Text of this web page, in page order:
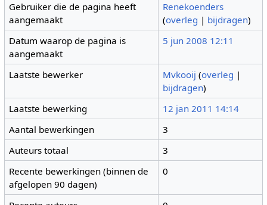
Gebruiker die de pagina heeft
aangemaakt
Renekoenders
(overleg | bijdragen)
Datum waarop de pagina is
aangemaakt
5 jun 2008 12:11
Laatste bewerker Mvkooij (overleg |
bijdragen)
Laatste bewerking
12 jan 2011 14:14
Aantal bewerkingen
3
Auteurs totaal
3
Recente bewerkingen (binnen de
afgelopen 90 dagen)
0